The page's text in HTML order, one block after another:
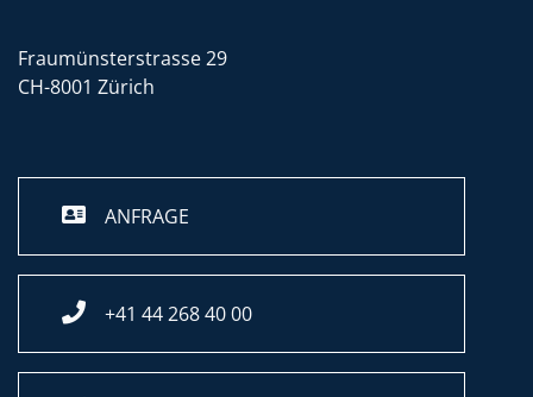
Fraumünsterstrasse 29
CH-8001 Zürich
ANFRAGE
+41 44 268 40 00